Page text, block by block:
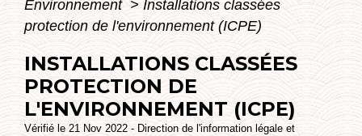
Environnement > Installations classées
protection de l'environnement (ICPE)
INSTALLATIONS CLASSÉES
PROTECTION DE
L'ENVIRONNEMENT (ICPE)
Vérifié le 21 Nov 2022 - Direction de l'information légale et